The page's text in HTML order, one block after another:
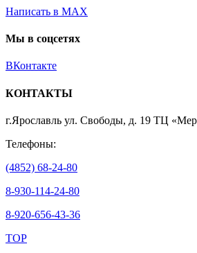
Написать в MAX
Мы в соцсетях
ВКонтакте
КОНТАКТЫ
г.Ярославль ул. Свободы, д. 19 ТЦ
Телефоны:
(4852) 68-24-80
8-930-114-24-80
8-920-656-43-36
TOP